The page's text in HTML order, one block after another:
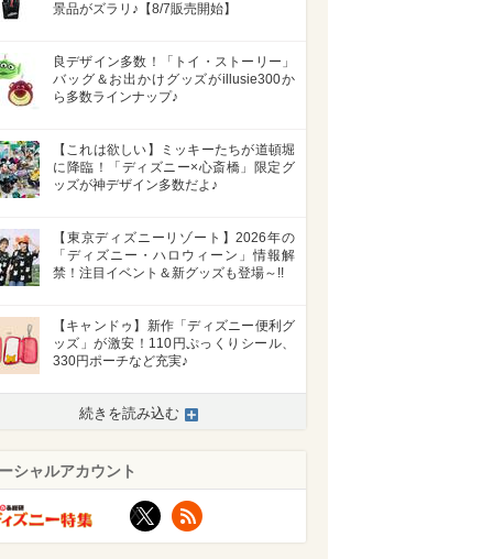
景品がズラリ♪【8/7販売開始】
良デザイン多数！「トイ・ストーリー」
バッグ＆お出かけグッズがillusie300か
ら多数ラインナップ♪
【これは欲しい】ミッキーたちが道頓堀
に降臨！「ディズニー×心斎橋」限定グ
ッズが神デザイン多数だよ♪
【東京ディズニーリゾート】2026年の
「ディズニー・ハロウィーン」情報解
禁！注目イベント＆新グッズも登場～!!
【キャンドゥ】新作「ディズニー便利グ
ッズ」が激安！110円ぷっくりシール、
330円ポーチなど充実♪
続きを読み込む
シャルアカウント
X